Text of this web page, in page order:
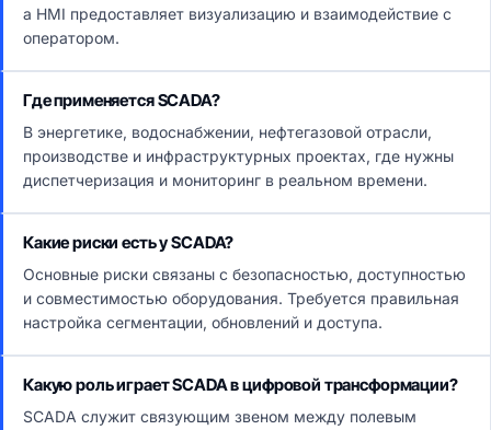
а HMI предоставляет визуализацию и взаимодействие с
оператором.
Где применяется SCADA?
В энергетике, водоснабжении, нефтегазовой отрасли,
производстве и инфраструктурных проектах, где нужны
диспетчеризация и мониторинг в реальном времени.
Какие риски есть у SCADA?
Основные риски связаны с безопасностью, доступностью
и совместимостью оборудования. Требуется правильная
настройка сегментации, обновлений и доступа.
Какую роль играет SCADA в цифровой трансформации?
SCADA служит связующим звеном между полевым